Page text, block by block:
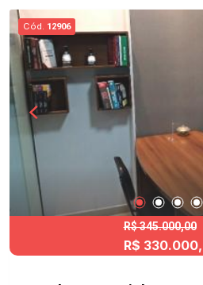
Cód. 12906
R$ 345.000,00
R$